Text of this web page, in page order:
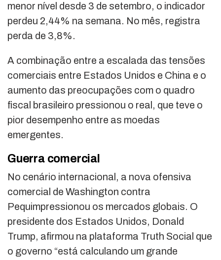
menor nível desde 3 de setembro, o indicador
perdeu 2,44% na semana. No mês, registra
perda de 3,8%.
A combinação entre a escalada das tensões
comerciais entre Estados Unidos e China e o
aumento das preocupações com o quadro
fiscal brasileiro pressionou o real, que teve o
pior desempenho entre as moedas
emergentes.
Guerra comercial
No cenário internacional, a nova ofensiva
comercial de Washington contra
Pequimpressionou os mercados globais. O
presidente dos Estados Unidos, Donald
Trump, afirmou na plataforma Truth Social que
o governo “está calculando um grande